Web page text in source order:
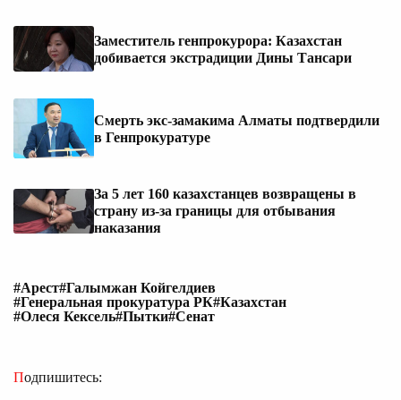
Заместитель генпрокурора: Казахстан
добивается экстрадиции Дины Тансари
Смерть экс-замакима Алматы подтвердили
в Генпрокуратуре
За 5 лет 160 казахстанцев возвращены в
страну из-за границы для отбывания
наказания
#Арест#Галымжан Койгелдиев
#Генеральная прокуратура РК#Казахстан
#Олеся Кексель#Пытки#Сенат
Подпишитесь: